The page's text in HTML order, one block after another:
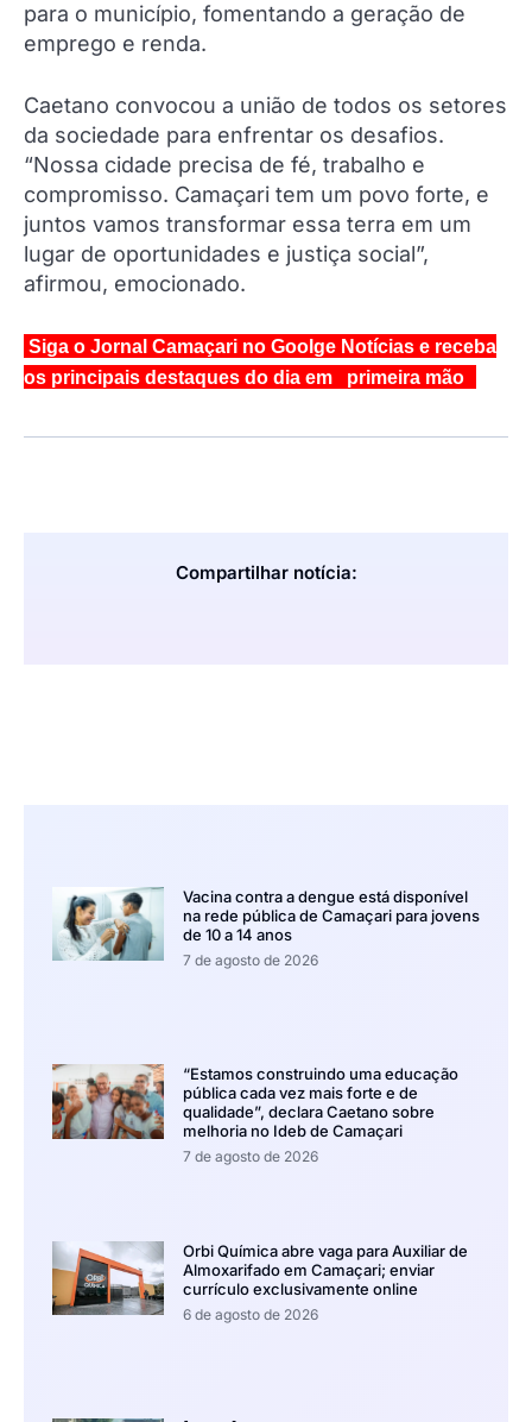
para o município, fomentando a geração de
emprego e renda.
Caetano convocou a união de todos os setores
da sociedade para enfrentar os desafios.
“Nossa cidade precisa de fé, trabalho e
compromisso. Camaçari tem um povo forte, e
juntos vamos transformar essa terra em um
lugar de oportunidades e justiça social”,
afirmou, emocionado.
Siga o Jornal Camaçari no Goolge Notícias e receba
os principais destaques do dia em primeira mão
Compartilhar notícia:
Vacina contra a dengue está disponível
na rede pública de Camaçari para jovens
de 10 a 14 anos
7 de agosto de 2026
“Estamos construindo uma educação
pública cada vez mais forte e de
qualidade”, declara Caetano sobre
melhoria no Ideb de Camaçari
7 de agosto de 2026
Orbi Química abre vaga para Auxiliar de
Almoxarifado em Camaçari; enviar
currículo exclusivamente online
6 de agosto de 2026